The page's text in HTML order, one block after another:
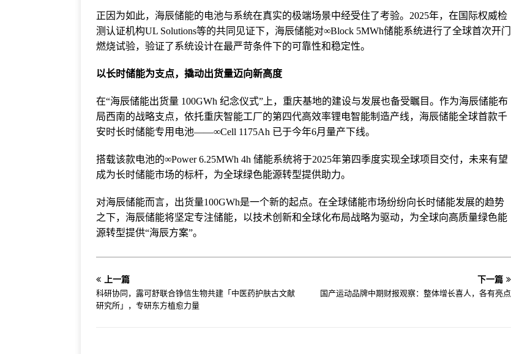
正因为如此，海辰储能的电池与系统在真实的极端场景中经受住了考验。2025年，在国际权威检
测认证机构UL Solutions等的共同见证下，海辰储能对∞Block 5MWh储能系统进行了全球首次开门
燃烧试验，验证了系统设计在最严苛条件下的可靠性和稳定性。
以长时储能为支点，撬动出货量迈向新高度
在“海辰储能出货量 100GWh 纪念仪式”上，重庆基地的建设与发展也备受瞩目。作为海辰储能布
局西南的战略支点，依托重庆智能工厂的第四代高效率锂电智能制造产线，海辰储能全球首款千
安时长时储能专用电池——∞Cell 1175Ah 已于今年6月量产下线。
搭载该款电池的∞Power 6.25MWh 4h 储能系统将于2025年第四季度实现全球项目交付，未来有望
成为长时储能市场的标杆，为全球绿色能源转型提供助力。
对海辰储能而言，出货量100GWh是一个新的起点。在全球储能市场纷纷向长时储能发展的趋势
之下，海辰储能将坚定专注储能，以技术创新和全球化布局战略为驱动，为全球向高质量绿色能
源转型提供“海辰方案”。
上一篇
科研协同，露可舒联合铮信生物共建「中医药护肤古文献
研究所」，专研东方植愈力量
下一篇
国产运动品牌中期财报观察：整体增长喜人，各有亮点